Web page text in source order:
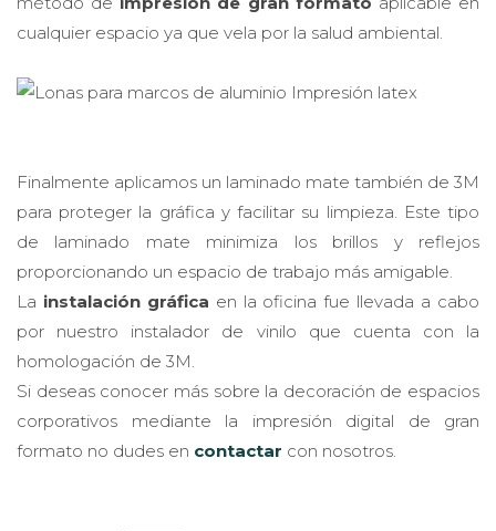
cualquier espacio ya que vela por la salud ambiental.
Finalmente aplicamos un laminado mate también de 3M
para proteger la gráfica y facilitar su limpieza. Este tipo
de laminado mate minimiza los brillos y reflejos
proporcionando un espacio de trabajo más amigable.
La instalación gráfica en la oficina fue llevada a cabo
por nuestro instalador de vinilo que cuenta con la
homologación de 3M.
Si deseas conocer más sobre la decoración de espacios
corporativos mediante la impresión digital de gran
formato no dudes en contactar con nosotros.